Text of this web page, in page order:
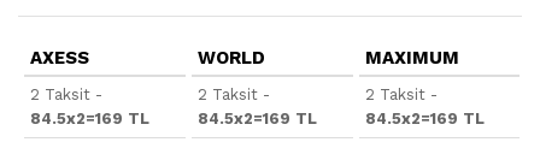
AXESS
2 Taksit -
84.5x2=169 TL
WORLD
2 Taksit -
84.5x2=169 TL
MAXIMUM
2 Taksit -
84.5x2=169 TL